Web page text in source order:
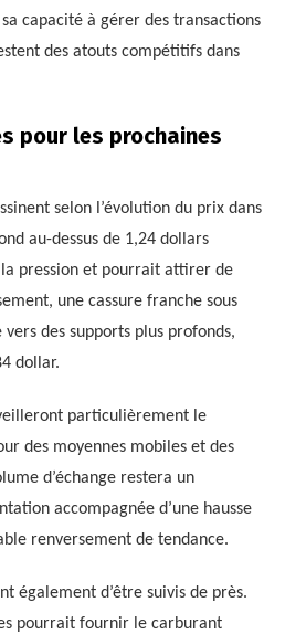
capacité à gérer des transactions
des atouts compétitifs dans
pour les prochaines
selon l’évolution du prix dans
au-dessus de 1,24 dollars
pression et pourrait attirer de
une cassure franche sous
des supports plus profonds,
dollar.
particulièrement le
des moyennes mobiles et des
d’échange restera un
accompagnée d’une hausse
renversement de tendance.
également d’être suivis de près.
pourrait fournir le carburant